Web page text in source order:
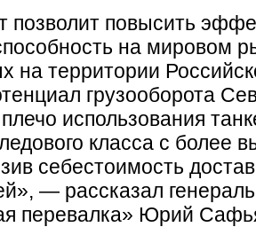
позволит повысить
на мировом
на территории
грузооборота
использования
класса с более
себестоимость
— рассказал
перевалка» Юрий